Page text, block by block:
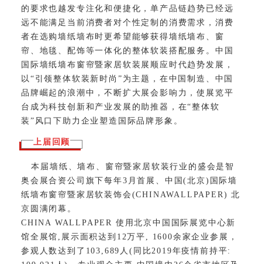
的要求也越发专注化和便捷化，单产品链趋势已经远
远不能满足当前消费者对个性定制的消费需求，消费
者在选购墙纸墙布时更希望能够获得墙纸墙布、窗
帘、地毯、配饰等一体化的整体软装搭配服务。中国
国际墙纸墙布窗帘暨家居软装展顺应时代趋势发展，
以“引领整体软装新时尚”为主题，在中国制造、中国
品牌崛起的浪潮中，不断扩大展会影响力，使展览平
台成为科技创新和产业发展的助推器，在“整体软
装”风口下助力企业塑造国际品牌形象。
上届回顾
本届墙纸、墙布、窗帘暨家居软装行业的盛会是智
奥会展合资公司旗下每年3月首展、中国(北京)国际墙
纸墙布窗帘暨家居软装饰会(CHINAWALLPAPER) 北
京圆满闭幕。
CHINA WALLPAPER 使用北京中国国际展览中心新
馆全展馆,展示面积达到12万平, 1600余家企业参展，
参观人数达到了103,689人(同比2019年疫情前持平: